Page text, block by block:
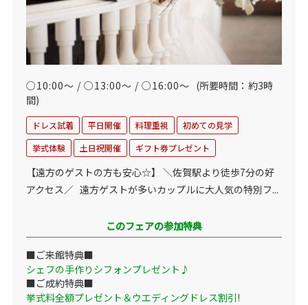
○10:00～ / ○13:00～ / ○16:00～ (所要時間：約3時
間)
ドレス試着 平日開催 料理重視
初めての見学
挙式体験
土日祝開催 ギフト券プレゼント
【遠方のゲストの方も安心☆】 ＼佐賀駅より徒歩7分の好
アクセス／ 遠方ゲストが多いカップルに大人気の特別フ...
このフェアの参加特典
■ご来館特典■
シェフの手作りシフォンプレゼント♪
■ご成約特典■
挙式料全額プレゼント＆ウエディングドレス割引!